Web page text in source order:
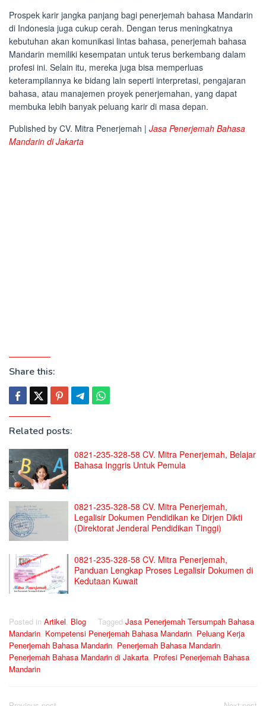
Prospek karir jangka panjang bagi penerjemah bahasa Mandarin
di Indonesia juga cukup cerah. Dengan terus meningkatnya
kebutuhan akan komunikasi lintas bahasa, penerjemah bahasa
Mandarin memiliki kesempatan untuk terus berkembang dalam
profesi ini. Selain itu, mereka juga bisa memperluas
keterampilannya ke bidang lain seperti interpretasi, pengajaran
bahasa, atau manajemen proyek penerjemahan, yang dapat
membuka lebih banyak peluang karir di masa depan.
Published by CV. Mitra Penerjemah | Jasa Penerjemah Bahasa
Mandarin di Jakarta
Share this:
Related posts:
0821-235-328-58 CV. Mitra Penerjemah, Belajar
Bahasa Inggris Untuk Pemula
0821-235-328-58 CV. Mitra Penerjemah,
Legalisir Dokumen Pendidikan ke Dirjen Dikti
(Direktorat Jenderal Pendidikan Tinggi)
0821-235-328-58 CV. Mitra Penerjemah,
Panduan Lengkap Proses Legalisir Dokumen di
Kedutaan Kuwait
Posted in Artikel Blog Tagged Jasa Penerjemah Tersumpah Bahasa
Mandarin Kompetensi Penerjemah Bahasa Mandarin Peluang Kerja
Penerjemah Bahasa Mandarin Penerjemah Bahasa Mandarin
Penerjemah Bahasa Mandarin di Jakarta Profesi Penerjemah Bahasa
Mandarin
Post